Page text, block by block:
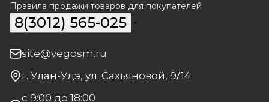
Правила продажи товаров для покупателей
8(3012) 565-025
site@vegosm.ru
г. Улан-Удэ, ул. Сахьяновой, 9/14
с 9:00 до 18:00